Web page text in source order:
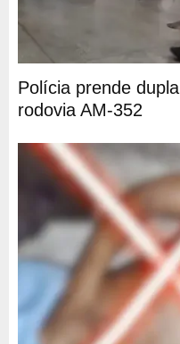
Polícia prende
rodovia AM-352